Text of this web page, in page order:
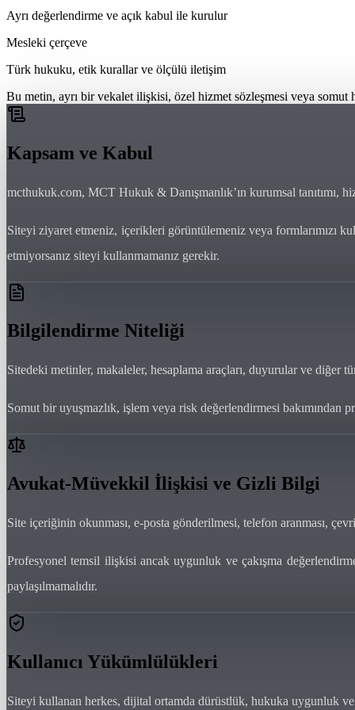
Ayrı değerlendirme ve açık kabul ile kurulur
Mesleki çerçeve
Türk hukuku, etik kurallar ve ölçülü iletişim
Bu metin, ayrı bir vekalet ilişkisi, özel hizmet sözleşmesi veya somut
Kapsam ve Kabul
mcthukuk.com, MCT Hukuk & Danışmanlık’ın kurumsal tanıtımı,
Siteyi ziyaret etmeniz, içerikleri görüntülemeniz veya formlarımızı
etmiyorsanız siteyi kullanmamanız gerekir.
Bilgilendirme Niteliği
Sitedeki metinler, makaleler, hesaplama araçları, duyurular ve diğer
Somut bir uyuşmazlık, işlem veya risk değerlendirmesi
Avukat-Müvekkil İlişkisi ve Gizli Bilgi
Site içeriğinin okunması, e-posta gönderilmesi, telefon aranması,
Profesyonel temsil ilişkisi ancak uygunluk ve çakışma
paylaşılmamalıdır.
Kullanıcı Yükümlülükleri
Siteyi kullanan herkes, dijital ortamda dürüstlük, hukuka uygunluk